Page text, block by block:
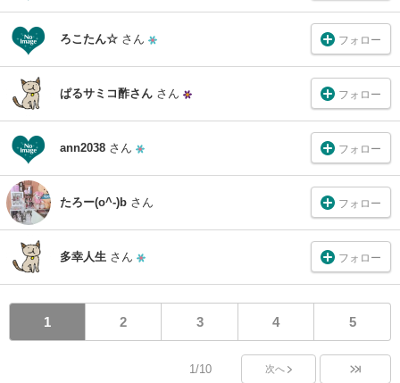
ろこたん☆ さん フォロー
ぱるサミコ酢さん さん フォロー
ann2038 さん フォロー
たろー(o^-)b さん フォロー
多幸人生 さん フォロー
1 2 3 4 5
1/10 次へ